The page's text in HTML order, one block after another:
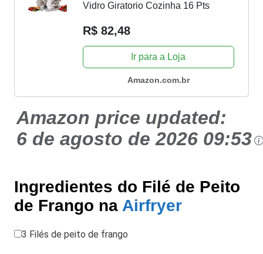
Vidro Giratorio Cozinha 16 Pts
R$ 82,48
Ir para a Loja
Amazon.com.br
Amazon price updated:
6 de agosto de 2026 09:53
Ingredientes do Filé de Peito
de Frango na Airfryer
3 Filés de peito de frango